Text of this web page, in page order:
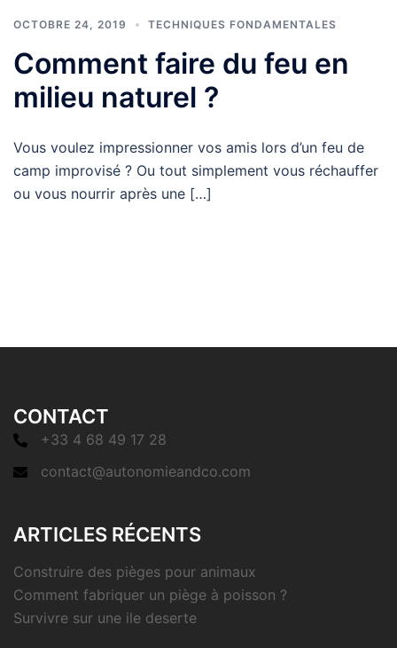
OCTOBRE 24, 2019 TECHNIQUES FONDAMENTALES
Comment faire du feu en
milieu naturel ?
Vous voulez impressionner vos amis lors d’un feu de
camp improvisé ? Ou tout simplement vous réchauffer
ou vous nourrir après une […]
CONTACT
+33 4 68 49 17 28
contact@autonomieandco.com
ARTICLES RÉCENTS
Construire des pièges pour animaux
Comment fabriquer un piège à poisson ?
Survivre sur une ile deserte